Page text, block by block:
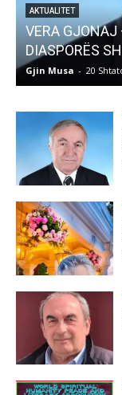
I NJOHUR I
NË ITALI